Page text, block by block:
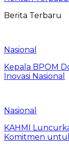
Berita Terbaru
Nasional
Kepala BPOM
Inovasi Nasional
Nasional
KAHMI
Komitmen